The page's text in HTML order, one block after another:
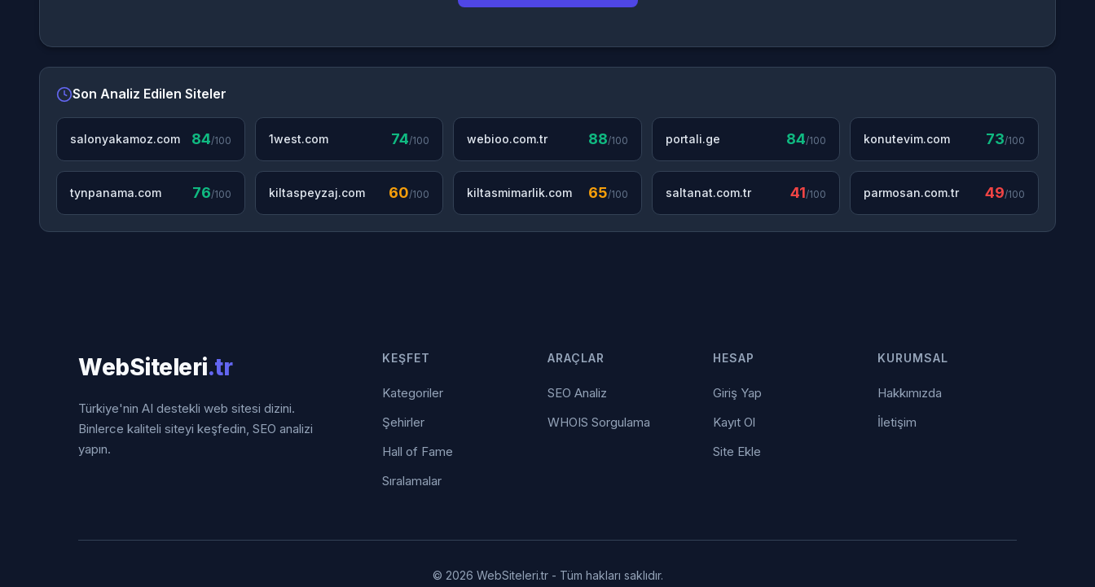
Son Analiz Edilen Siteler
salonyakamoz.com 84/100 1west.com 74/100 webioo.com.tr 88/100 portali.ge 84/100 konutevim.com 73/100
tynpanama.com 76/100 kiltaspeyzaj.com 60/100 kiltasmimarlik.com 65/100 saltanat.com.tr 41/100 parmosan.com.tr 49/100
WebSiteleri.tr
Türkiye'nin AI destekli web sitesi dizini.
Binlerce kaliteli siteyi keşfedin, SEO analizi
yapın.
KEŞFET
Kategoriler
Şehirler
Hall of Fame
Sıralamalar
ARAÇLAR
SEO Analiz
WHOIS Sorgulama
HESAP
Giriş Yap
Kayıt Ol
Site Ekle
KURUMSAL
Hakkımızda
İletişim
© 2026 WebSiteleri.tr - Tüm hakları saklıdır.